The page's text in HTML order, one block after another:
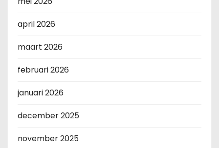
april 2026
maart 2026
februari 2026
januari 2026
december 2025
november 2025